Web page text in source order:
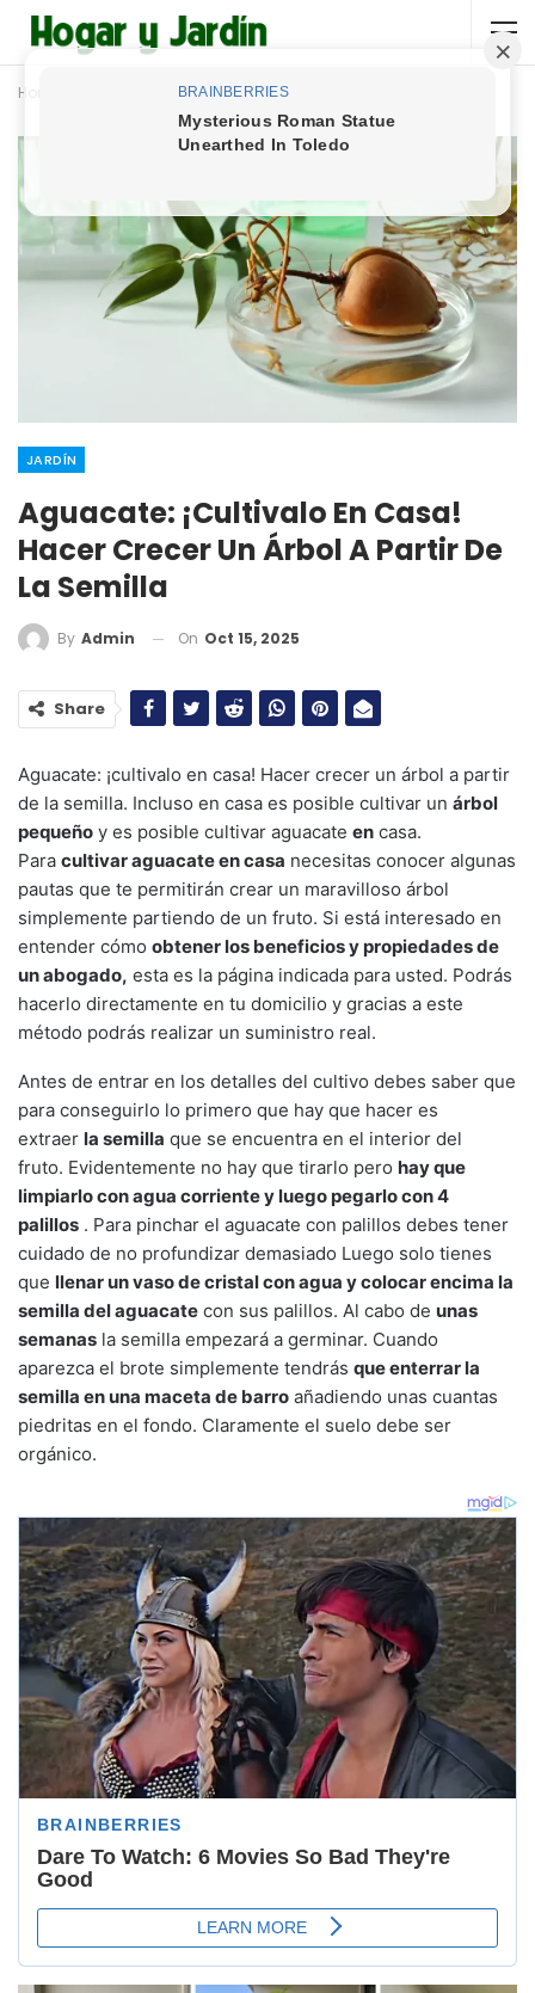
Home
JARDÍN
Aguacate: ¡cultivalo En Casa!
Hacer Crecer Un Árbol A Partir De
La Semilla
By Admin On Oct 15, 2025
Share
Aguacate: ¡cultivalo en casa! Hacer crecer un árbol a partir
de la semilla. Incluso en casa es posible cultivar un árbol
pequeño y es posible cultivar aguacate en casa.
Para cultivar aguacate en casa necesitas conocer algunas
pautas que te permitirán crear un maravilloso árbol
simplemente partiendo de un fruto. Si está interesado en
entender cómo obtener los beneficios y propiedades de
un abogado, esta es la página indicada para usted. Podrás
hacerlo directamente en tu domicilio y gracias a este
método podrás realizar un suministro real.
Antes de entrar en los detalles del cultivo debes saber que
para conseguirlo lo primero que hay que hacer es
extraer la semilla que se encuentra en el interior del
fruto. Evidentemente no hay que tirarlo pero hay que
limpiarlo con agua corriente y luego pegarlo con 4
palillos . Para pinchar el aguacate con palillos debes tener
cuidado de no profundizar demasiado Luego solo tienes
que llenar un vaso de cristal con agua y colocar encima la
semilla del aguacate con sus palillos. Al cabo de unas
semanas la semilla empezará a germinar. Cuando
aparezca el brote simplemente tendrás que enterrar la
semilla en una maceta de barro añadiendo unas cuantas
piedritas en el fondo. Claramente el suelo debe ser
orgánico.